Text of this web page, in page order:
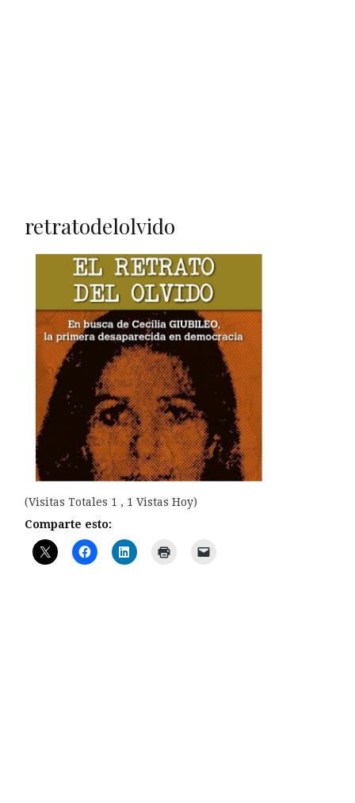
retratodelolvido
(Visitas Totales 1 , 1 Vistas Hoy)
Comparte esto: